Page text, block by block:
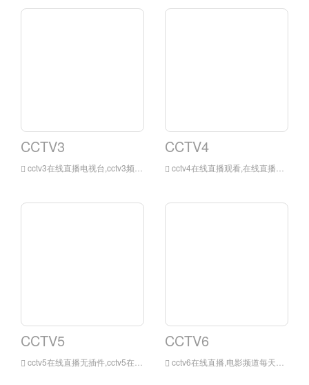
CCTV3
cctv3在线直播电视台,cctv3频道是中国中央电视台拥有的一条以普通话广播为主的综艺频道，该频道为中国中央电视台以娱乐节目为主的专业频道，该频道为中国中央电视台影响力最大、最专业的综艺频道。
CCTV4
cctv4在线直播观看,在线直播电视频道以新闻节目为主导，及时、客观、深入地报道和评述国内和国际新闻，同时向观众提供娱乐、教育、资讯等多方面的综合服务。
CCTV5
cctv5在线直播无插件,cctv5在线直播电视频道是国内创办最早、规模最大、拥有世界众多顶级赛事国内独家报道权的专业体育频道。
CCTV6
cctv6在线直播,电影频道每天播出9部中、外影片和各类动画片、美术片、科教片、纪录片、专题片等，播出时间达24个小时。